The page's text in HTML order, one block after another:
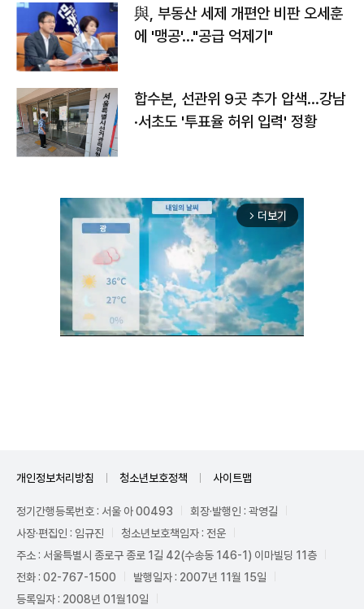
與, 부동산 세제 개편안 비판 오세훈
에 '맹공'…"공급 억제기"
합수본, 선관위 9곳 추가 압색…강남
·서초도 '투표율 허위 입력' 정황
arrow_forward_ios 더보기
개인정보처리방침 청소년보호정책 사이트맵
정기간행등록번호 : 서울 아 00493
회장·발행인 : 곽영길
사장·편집인 : 임규진
청소년보호책임자 : 전운
주소 : 서울특별시 종로구 종로 1길 42(수송동 146-1) 이마빌딩 11층
전화 : 02-767-1500
발행일자 : 2007년 11월 15일
등록일자 : 2008년 01월10일